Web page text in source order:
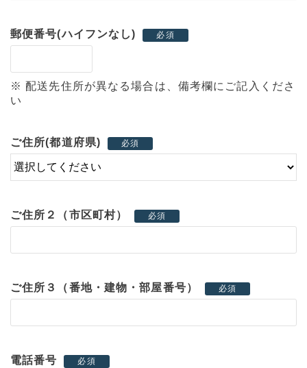
郵便番号(ハイフンなし) 必須
※ 配送先住所が異なる場合は、備考欄にご記入くださ
い
ご住所(都道府県) 必須
ご住所２（市区町村） 必須
ご住所３（番地・建物・部屋番号） 必須
電話番号 必須